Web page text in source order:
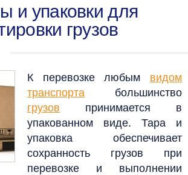
и упаковки для
грузов
К перевозке любым видом
транспорта большинство
грузов принимается в
упакованном виде. Тара и
упаковка обеспечивает
сохранность грузов при
перевозке и выполнении